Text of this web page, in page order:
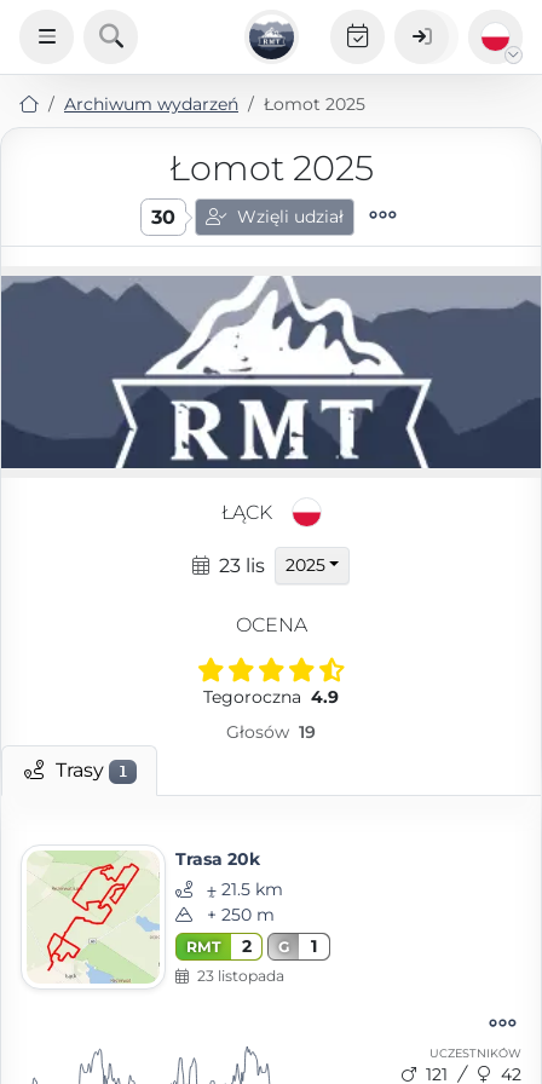
Archiwum wydarzeń Łomot 2025
Łomot 2025
30 Wzięli udział
ŁĄCK
23 lis 2025
OCENA
Tegoroczna 4.9
Głosów 19
Trasy 1
Trasa 20k
⨦ 21.5 km
+ 250 m
RMT 2 G 1
23 listopada
UCZESTNIKÓW
121 42